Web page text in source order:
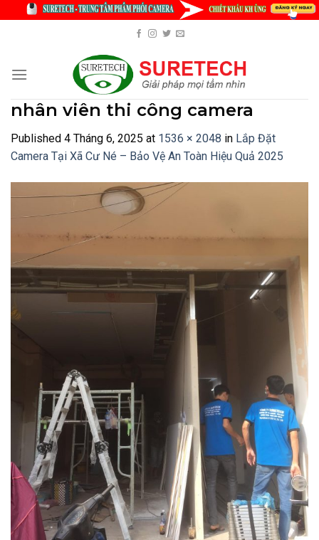
nhân viên thi công camera
Published 4 Tháng 6, 2025 at 1536 × 2048 in Lắp Đặt
Camera Tại Xã Cư Né – Bảo Vệ An Toàn Hiệu Quả 2025